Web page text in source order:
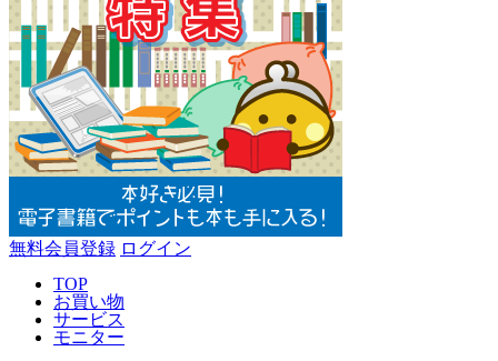
無料会員登録 ログイン
TOP
お買い物
サービス
モニター